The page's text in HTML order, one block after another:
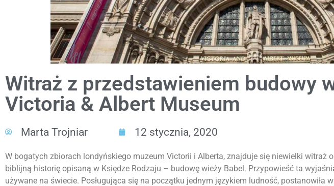
Witraż z przedstawieniem budowy
Victoria & Albert Museum
Marta Trojniar 12 stycznia, 2020
W bogatych zbiorach londyńskiego muzeum Victorii i Alberta, znajduje się niewielki witraż
biblijną historię opisaną w Księdze Rodzaju – budowę wieży Babel. Przypowieść ta
używane na świecie. Posługująca się na początku jednym językiem ludność, postanowiła